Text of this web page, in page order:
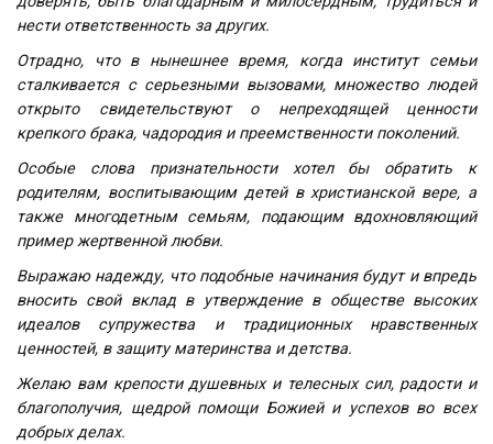
нести ответственность за других.
Отрадно, что в нынешнее время, когда институт семьи
сталкивается с серьезными вызовами, множество людей
открыто свидетельствуют о непреходящей ценности
крепкого брака, чадородия и преемственности поколений.
Особые слова признательности хотел бы обратить к
родителям, воспитывающим детей в христианской вере, а
также многодетным семьям, подающим вдохновляющий
пример жертвенной любви.
Выражаю надежду, что подобные начинания будут и впредь
вносить свой вклад в утверждение в обществе высоких
идеалов супружества и традиционных нравственных
ценностей, в защиту материнства и детства.
Желаю вам крепости душевных и телесных сил, радости и
благополучия, щедрой помощи Божией и успехов во всех
добрых делах.